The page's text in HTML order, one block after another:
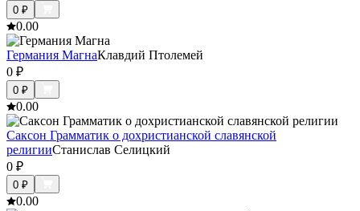
0 ₽
0.00
Германия МагнаКлавдий Птолемей
0 ₽
0 ₽
0.00
Саксон Грамматик о дохристианской славянской
религииСтанислав Селицкий
0 ₽
0 ₽
0.00